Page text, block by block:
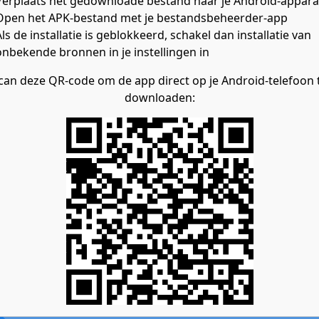
het APK-bestand met je bestandsbeheerder-app
de installatie is geblokkeerd, schakel dan installatie van
bronnen in je instellingen in
deze QR-code om de app direct op je Android-telefoon
downloaden: